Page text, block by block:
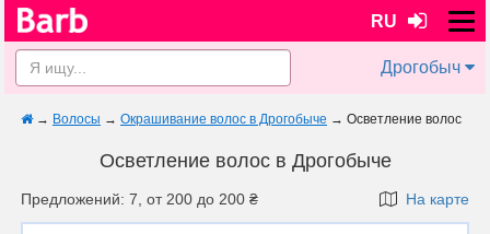
RU
Дрогобыч
→ Волосы → Окрашивание волос в Дрогобыче → Осветление волос
Осветление волос в Дрогобыче
Предложений: 7, от 200 до 200 ₴ На карте